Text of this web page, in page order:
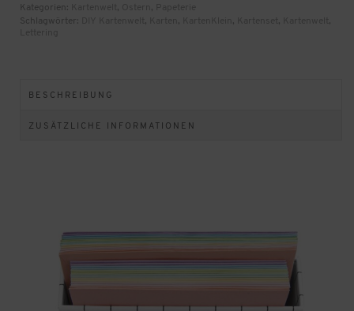
Kategorien:
, ,
Schlagwörter:
, , , ,
,
BESCHREIBUNG
ZUSÄTZLICHE INFORMATIONEN